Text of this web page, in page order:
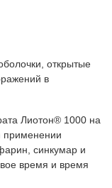
открытые
в
Лиотон® 1000 на
применении
синкумар и
время и время